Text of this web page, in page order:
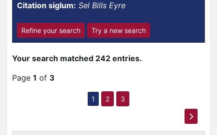
Citation siglum: Sel Bills Eyre
Refine your search Try a new search
Your search matched 242 entries.
Page 1 of 3
1 2 3